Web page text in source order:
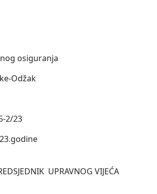
osiguranja
Odžak
2/23
UPRAVNOG VIJEĆA